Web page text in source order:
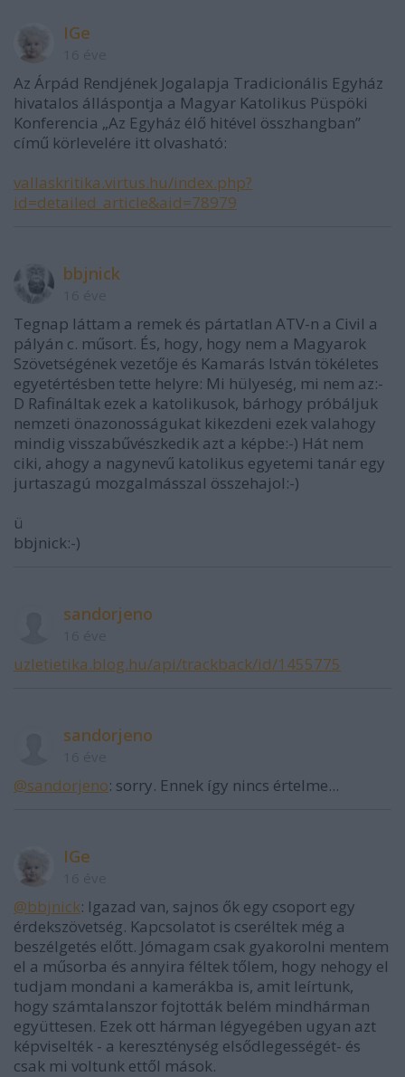
IGe
Az Árpád Rendjének Jogalapja Tradicionális Egyház
hivatalos álláspontja a Magyar Katolikus Püspöki
Konferencia „Az Egyház élő hitével összhangban”
című körlevelére itt olvasható:
vallaskritika.virtus.hu/index.php?
id=detailed_article&aid=78979
bbjnick
Tegnap láttam a remek és pártatlan ATV-n a Civil a
pályán c. műsort. És, hogy, hogy nem a Magyarok
Szövetségének vezetője és Kamarás István tökéletes
egyetértésben tette helyre: Mi hülyeség, mi nem az:-
D Rafináltak ezek a katolikusok, bárhogy próbáljuk
nemzeti önazonosságukat kikezdeni ezek valahogy
mindig visszabűvészkedik azt a képbe:-) Hát nem
ciki, ahogy a nagynevű katolikus egyetemi tanár egy
jurtaszagú mozgalmásszal összehajol:-)
ü
bbjnick:-)
sandorjeno
uzletietika.blog.hu/api/trackback/id/1455775
sandorjeno
@sandorjeno: sorry. Ennek így nincs értelme...
IGe
@bbjnick: Igazad van, sajnos ők egy csoport egy
érdekszövetség. Kapcsolatot is cseréltek még a
beszélgetés előtt. Jómagam csak gyakorolni mentem
el a műsorba és annyira féltek tőlem, hogy nehogy el
tudjam mondani a kamerákba is, amit leírtunk,
hogy számtalanszor fojtották belém mindhárman
együttesen. Ezek ott hárman légyegében ugyan azt
képviselték - a kereszténység elsődlegességét- és
csak mi voltunk ettől mások.